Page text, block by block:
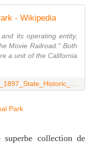
- Wikipedia
its operating entity,
Movie Railroad." Both
a unit of the California
collection de